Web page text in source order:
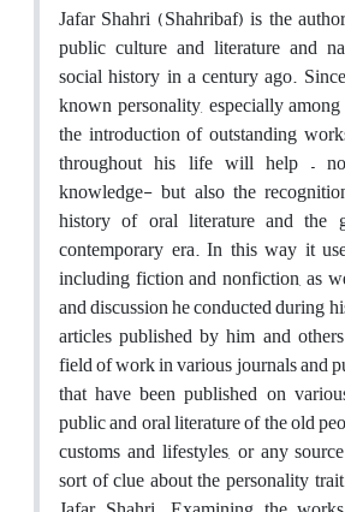
Jafar Shahri (Shahribaf) is the
public culture and literature and
social history in a century ago.
known personality, especially
the introduction of outstanding
throughout his life will help –
knowledge- but also the
history of oral literature and the
contemporary era. In this way it
including fiction and nonfiction, as
and discussion he conducted during
articles published by him and
field of work in various journals and
that have been published on
public and oral literature of the old
customs and lifestyles, or any
sort of clue about the personality